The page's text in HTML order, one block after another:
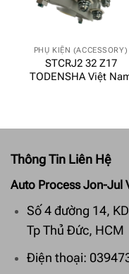
PHỤ KIỆN (ACCESSORY)
STCRJ2 32 Z17
TODENSHA Việt
Thông Tin Liên Hệ
Auto Process Jon-Jul
Số 4 đường 14,
Tp Thủ Đức, HCM
Điện thoại: